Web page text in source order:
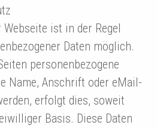
ist in der Regel
Daten möglich.
personenbezogene
Name, Anschrift oder eMail-
erfolgt dies, soweit
Basis. Diese Daten